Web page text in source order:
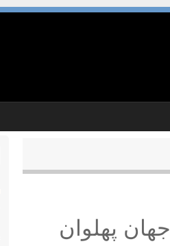
پهلوان